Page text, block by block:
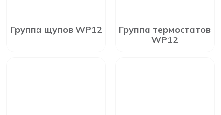
Группа щупов WP12
Группа термостатов
WP12